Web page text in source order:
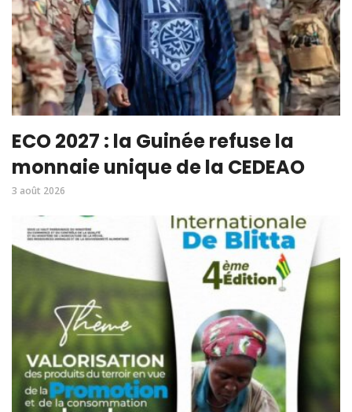
ECO 2027 : la Guinée refuse la
monnaie unique de la CEDEAO
3 août 2026